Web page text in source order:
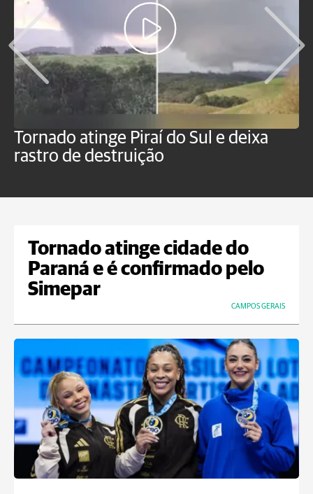
Tornado atinge Piraí do Sul e deixa
rastro de destruição
Tornado atinge cidade do
Paraná e é confirmado pelo
Simepar
CAMPOS GERAIS